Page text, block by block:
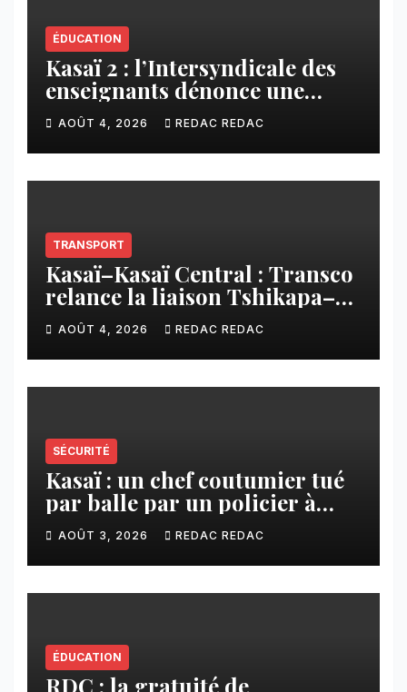
ÉDUCATION
Kasaï 2 : l’Intersyndicale des
enseignants dénonce une
contribution financière
imposée aux écoles de la
CNCA
AOÛT 4, 2026 REDAC REDAC
TRANSPORT
Kasaï–Kasaï Central : Transco
relance la liaison Tshikapa–
Tshiamu pour faciliter les
échanges
AOÛT 4, 2026 REDAC REDAC
SÉCURITÉ
Kasaï : un chef coutumier tué
par balle par un policier à
Kamuesha, la tension monte
AOÛT 3, 2026 REDAC REDAC
ÉDUCATION
RDC : la gratuité de